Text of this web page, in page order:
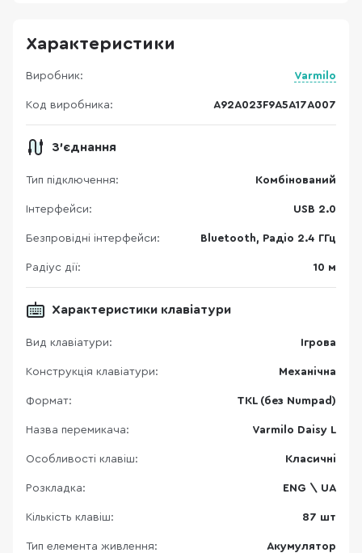
Характеристики
Виробник: Varmilo
Код виробника: A92A023F9A5A17A007
З'єднання
Тип підключення: Комбінований
Інтерфейси: USB 2.0
Безпровідні інтерфейси: Bluetooth, Радіо 2.4 ГГц
Радіус дії: 10 м
Характеристики клавіатури
Вид клавіатури: Ігрова
Конструкція клавіатури: Механічна
Формат: TKL (без Numpad)
Назва перемикача: Varmilo Daisy L
Особливості клавіш: Класичні
Розкладка: ENG \ UA
Кількість клавіш: 87 шт
Тип елемента живлення: Акумулятор